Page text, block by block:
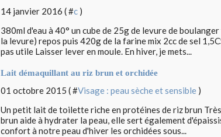
14 janvier 2016 ( #c )
380ml d'eau à 40° un cube de 25g de levure de
la levure) repos puis 420g de la farine mix 2cc de sel
pas utile Laisser lever en moule. En hiver, je mets...
Lait démaquillant au riz brun et orchidée
01 octobre 2015 ( #Visage : peau sèche et sensible )
Un petit lait de toilette riche en protéines de riz brun
brun aide à hydrater la peau, elle sert également
confort à notre peau d'hiver les orchidées sous...